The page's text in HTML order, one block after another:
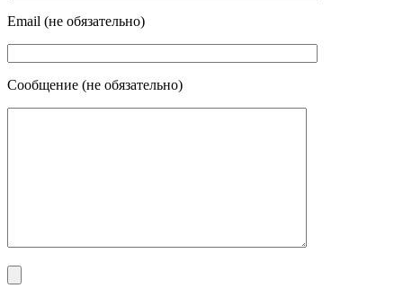
Email (не обязательно)
Сообщение (не обязательно)